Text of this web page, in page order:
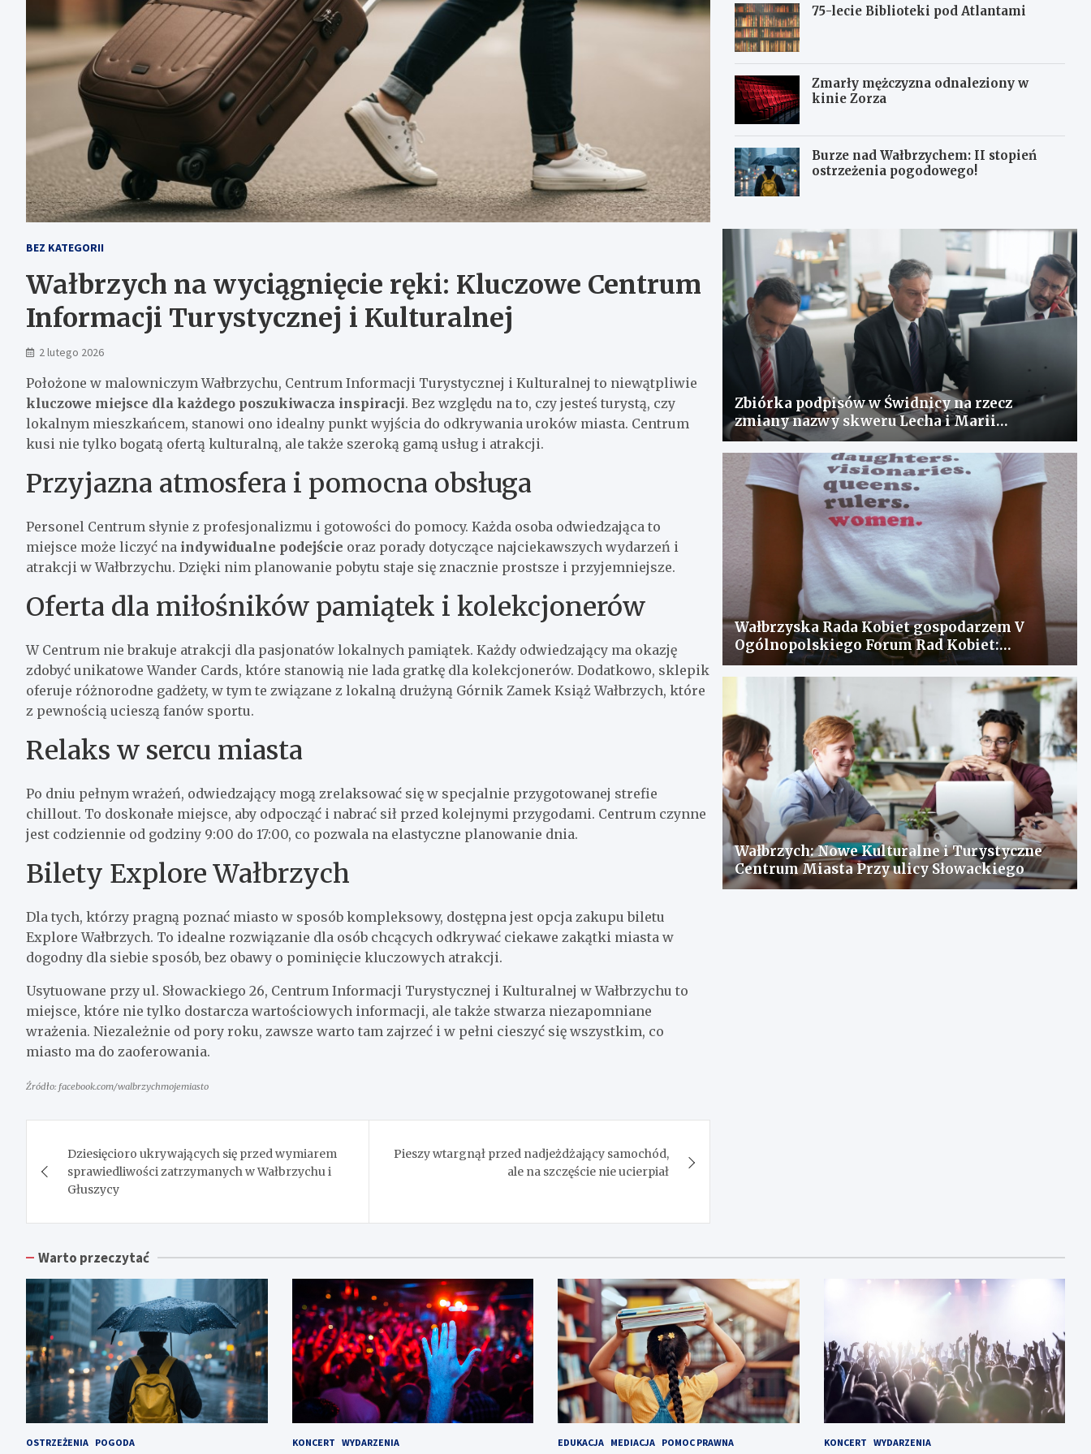
BEZ KATEGORII
Wałbrzych na wyciągnięcie ręki: Kluczowe Centrum
Informacji Turystycznej i Kulturalnej
2 lutego 2026
Położone w malowniczym Wałbrzychu, Centrum Informacji Turystycznej i Kulturalnej to niewątpliwie
kluczowe miejsce dla każdego poszukiwacza inspiracji. Bez względu na to, czy jesteś turystą, czy
lokalnym mieszkańcem, stanowi ono idealny punkt wyjścia do odkrywania uroków miasta. Centrum
kusi nie tylko bogatą ofertą kulturalną, ale także szeroką gamą usług i atrakcji.
Przyjazna atmosfera i pomocna obsługa
Personel Centrum słynie z profesjonalizmu i gotowości do pomocy. Każda osoba odwiedzająca to
miejsce może liczyć na indywidualne podejście oraz porady dotyczące najciekawszych wydarzeń i
atrakcji w Wałbrzychu. Dzięki nim planowanie pobytu staje się znacznie prostsze i przyjemniejsze.
Oferta dla miłośników pamiątek i kolekcjonerów
W Centrum nie brakuje atrakcji dla pasjonatów lokalnych pamiątek. Każdy odwiedzający ma okazję
zdobyć unikatowe Wander Cards, które stanowią nie lada gratkę dla kolekcjonerów. Dodatkowo, sklepik
oferuje różnorodne gadżety, w tym te związane z lokalną drużyną Górnik Zamek Książ Wałbrzych, które
z pewnością ucieszą fanów sportu.
Relaks w sercu miasta
Po dniu pełnym wrażeń, odwiedzający mogą zrelaksować się w specjalnie przygotowanej strefie
chillout. To doskonałe miejsce, aby odpocząć i nabrać sił przed kolejnymi przygodami. Centrum czynne
jest codziennie od godziny 9:00 do 17:00, co pozwala na elastyczne planowanie dnia.
Bilety Explore Wałbrzych
Dla tych, którzy pragną poznać miasto w sposób kompleksowy, dostępna jest opcja zakupu biletu
Explore Wałbrzych. To idealne rozwiązanie dla osób chcących odkrywać ciekawe zakątki miasta w
dogodny dla siebie sposób, bez obawy o pominięcie kluczowych atrakcji.
Usytuowane przy ul. Słowackiego 26, Centrum Informacji Turystycznej i Kulturalnej w Wałbrzychu to
miejsce, które nie tylko dostarcza wartościowych informacji, ale także stwarza niezapomniane
wrażenia. Niezależnie od pory roku, zawsze warto tam zajrzeć i w pełni cieszyć się wszystkim, co
miasto ma do zaoferowania.
Źródło: facebook.com/walbrzychmojemiasto
wpisu
Dziesięcioro ukrywających się przed wymiarem
sprawiedliwości zatrzymanych w Wałbrzychu i
Głuszycy
Pieszy wtargnął przed nadjeżdżający samochód,
ale na szczęście nie ucierpiał
75-lecie Biblioteki pod Atlantami
Zmarły mężczyzna odnaleziony w
kinie Zorza
Burze nad Wałbrzychem: II stopień
ostrzeżenia pogodowego!
Zbiórka podpisów w Świdnicy na rzecz
zmiany nazwy skweru Lecha i Marii
Kaczyńskich
Wałbrzyska Rada Kobiet gospodarzem V
Ogólnopolskiego Forum Rad Kobiet:
spotkanie dla wymiany doświadczeń i
rozwiązania problemów
Wałbrzych: Nowe Kulturalne i Turystyczne
Centrum Miasta Przy ulicy Słowackiego
Warto przeczytać
OSTRZEŻENIA POGODA KONCERT WYDARZENIA EDUKACJA MEDIACJA POMOC PRAWNA KONCERT WYDARZENIA